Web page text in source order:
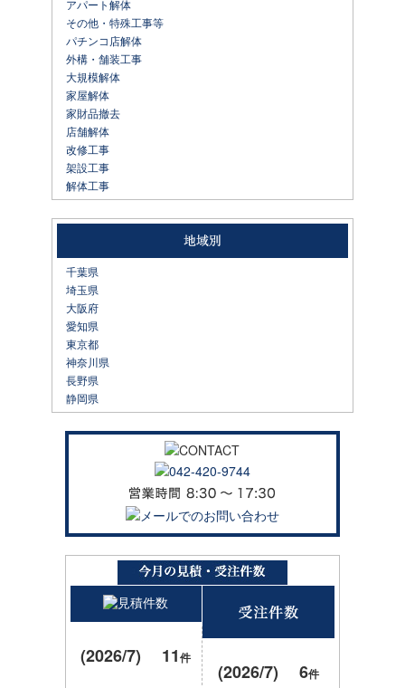
アパート解体
その他・特殊工事等
パチンコ店解体
外構・舗装工事
大規模解体
家屋解体
家財品撤去
店舗解体
改修工事
架設工事
解体工事
千葉県
埼玉県
大阪府
愛知県
東京都
神奈川県
長野県
静岡県
(2026/7) 11件
(2026/7) 6件